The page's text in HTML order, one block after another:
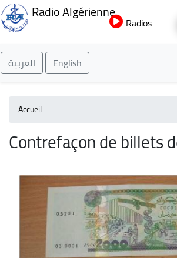
au
Radio Algérienne
Radios
العربية English
Accueil
Contrefaçon de billets